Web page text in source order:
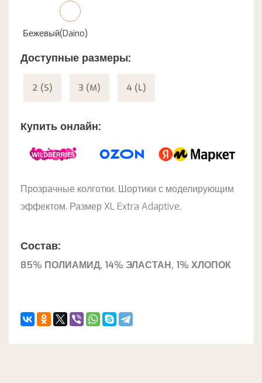
Бежевый(Daino)
Доступные размеры:
2 (S) 3 (M) 4 (L)
Купить онлайн:
Прозрачные колготки. Шортики с моделирующим
эффектом. Размер XL Extra Adaptive.
Состав:
85% ПОЛИАМИД, 14% ЭЛАСТАН, 1% ХЛОПОК